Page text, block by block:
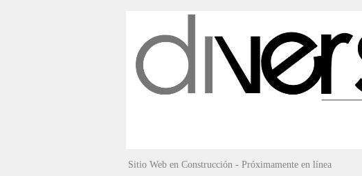
Sitio Web en Construcción - Próximamente en línea